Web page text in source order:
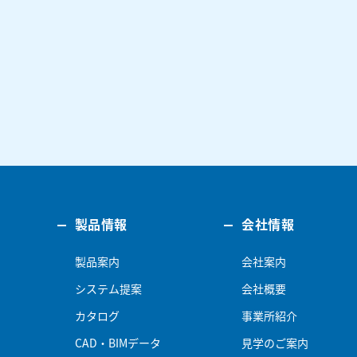
製品情報
製品案内
システム提案
カタログ
CAD・BIMデータ
会社情報
会社案内
会社概要
事業所紹介
見学のご案内